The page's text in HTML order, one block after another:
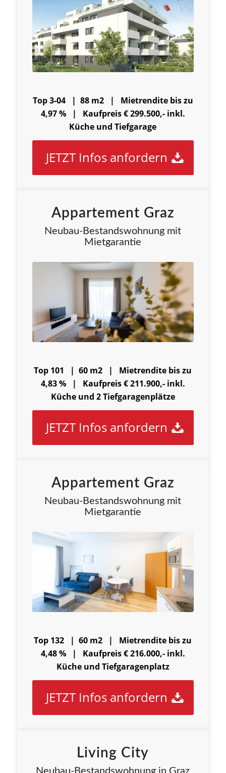
Top 3-04 | 88 m2 | Mietrendite bis zu
4,97 % | Kaufpreis € 299.500,- inkl.
Küche und Tiefgarage
JETZT Infos anfordern
Appartement Graz
Neubau-Bestandswohnung mit
Mietgarantie
Top 101 | 60 m2 | Mietrendite bis zu
4,83 % | Kaufpreis € 211.900,- inkl.
Küche und 2 Tiefgaragenplätze
JETZT Infos anfordern
Appartement Graz
Neubau-Bestandswohnung mit
Mietgarantie
Top 132 | 60 m2 | Mietrendite bis zu
4,48 % | Kaufpreis € 216.000,- inkl.
Küche und Tiefgaragenplatz
JETZT Infos anfordern
Living City
Neubau-Bestandswohnung in Graz